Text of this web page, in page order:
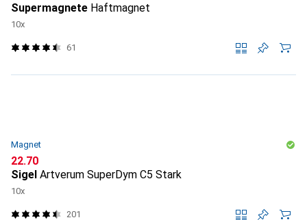
Supermagnete Haftmagnet
10x
61
Magnet
CHF
22.70
Sigel Artverum SuperDym C5 Stark
10x
201